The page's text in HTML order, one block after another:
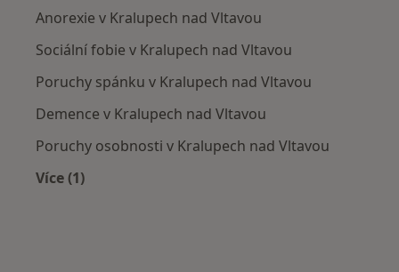
Anorexie v Kralupech nad Vltavou
Sociální fobie v Kralupech nad Vltavou
Poruchy spánku v Kralupech nad Vltavou
Demence v Kralupech nad Vltavou
Poruchy osobnosti v Kralupech nad Vltavou
Více (1)